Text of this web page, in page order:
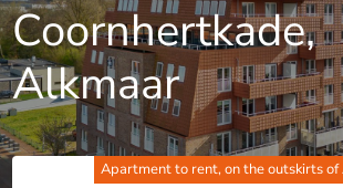
Coornhertkade,
Alkmaar
Apartment to rent, on the outskirts